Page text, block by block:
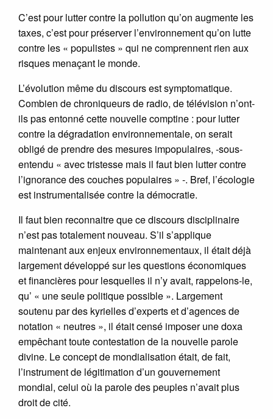
C’est pour lutter contre la pollution qu’on augmente les
taxes, c’est pour préserver l’environnement qu’on lutte
contre les « populistes » qui ne comprennent rien aux
risques menaçant le monde.
L’évolution même du discours est symptomatique.
Combien de chroniqueurs de radio, de télévision n’ont-
ils pas entonné cette nouvelle comptine : pour lutter
contre la dégradation environnementale, on serait
obligé de prendre des mesures impopulaires, -sous-
entendu « avec tristesse mais il faut bien lutter contre
l’ignorance des couches populaires » -. Bref, l’écologie
est instrumentalisée contre la démocratie.
Il faut bien reconnaitre que ce discours disciplinaire
n’est pas totalement nouveau. S’il s’applique
maintenant aux enjeux environnementaux, il était déjà
largement développé sur les questions économiques
et financières pour lesquelles il n’y avait, rappelons-le,
qu’ « une seule politique possible ». Largement
soutenu par des kyrielles d’experts et d’agences de
notation « neutres », il était censé imposer une doxa
empêchant toute contestation de la nouvelle parole
divine. Le concept de mondialisation était, de fait,
l’instrument de légitimation d’un gouvernement
mondial, celui où la parole des peuples n’avait plus
droit de cité.